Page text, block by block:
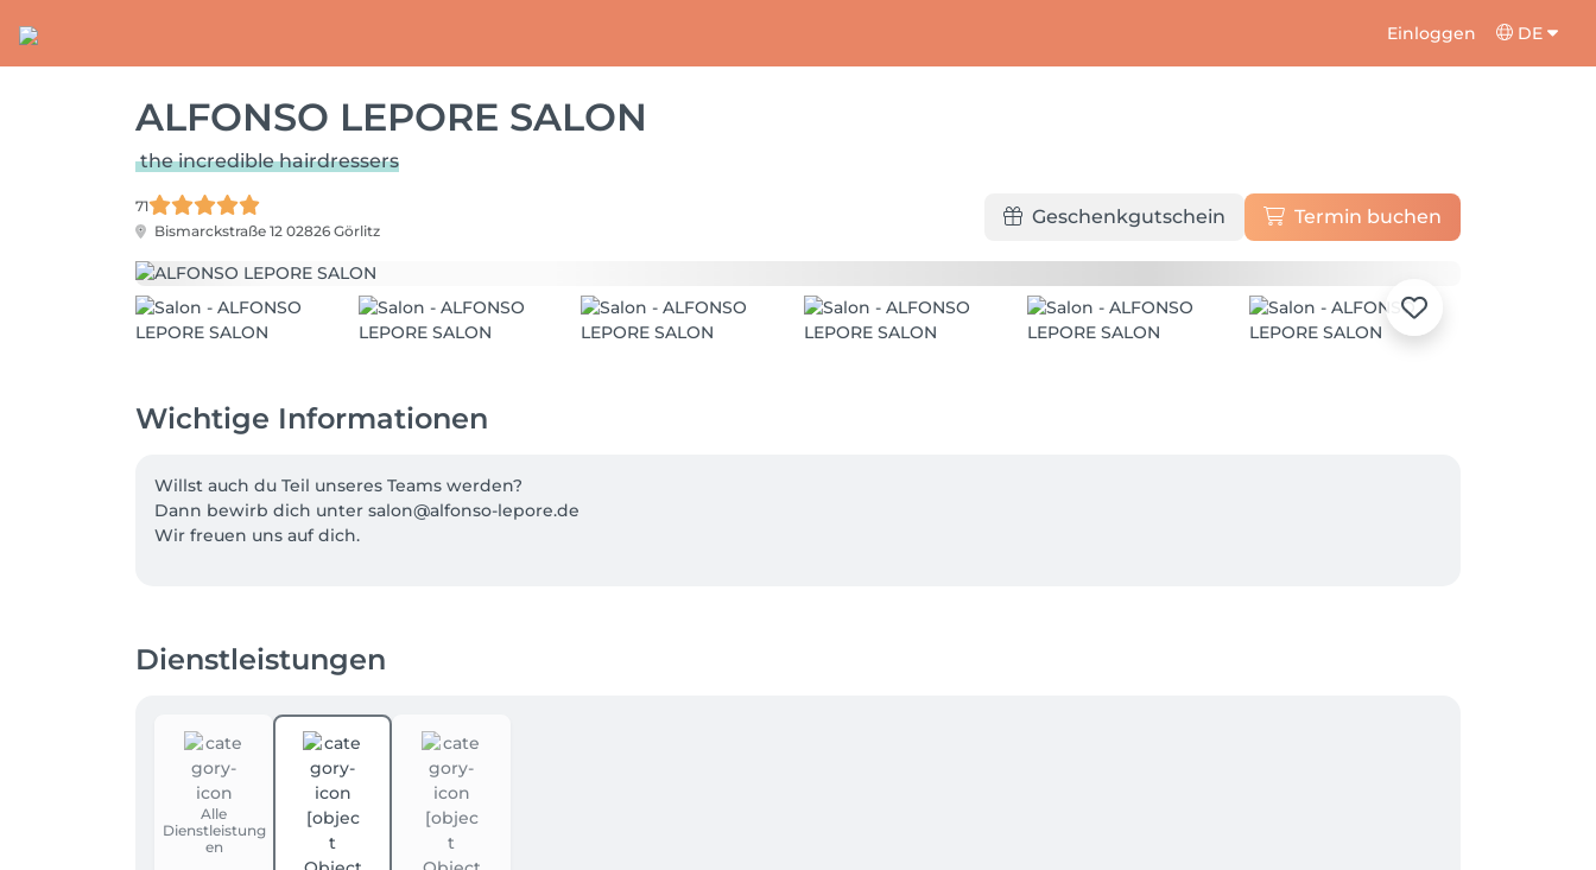
Einloggen DE
ALFONSO LEPORE SALON
the incredible hairdressers
71
Bismarckstraße 12 02826 Görlitz
Geschenkgutschein Termin buchen
Wichtige Informationen
Willst auch du Teil unseres Teams werden?
Dann bewirb dich unter salon@alfonso-lepore.de
Wir freuen uns auf dich.
Dienstleistungen
Alle
Dienstleistung
en